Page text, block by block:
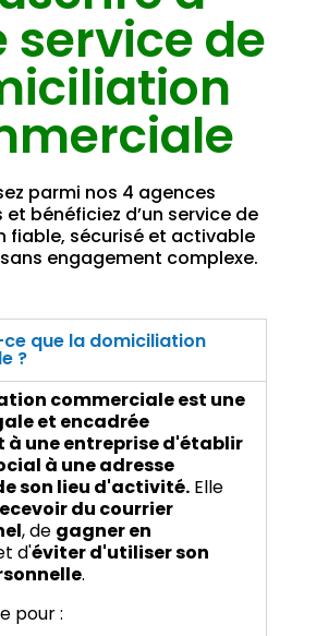
service de
parmi nos 4 agences
bénéficiez d’un service de
fiable, sécurisé et activable
engagement complexe.
ce que la domiciliation
?
commerciale est une
et encadrée
une entreprise d'établir
à une adresse
son lieu d'activité. Elle
du courrier
, de gagner en
d'éviter d'utiliser son
.
pour :